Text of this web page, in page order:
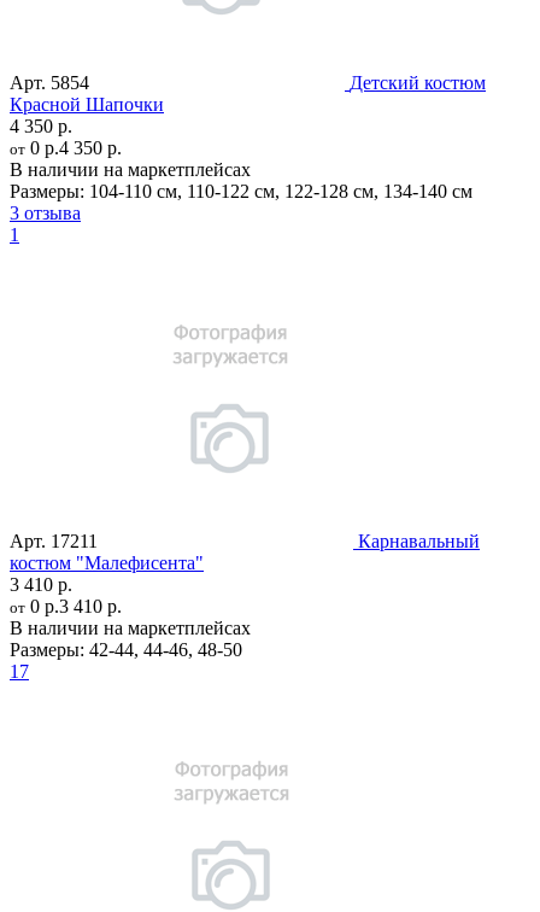
Арт. 5854
Детский костюм
Красной Шапочки
4 350 р.
от 0 р.4 350 р.
В наличии на маркетплейсах
Размеры: 104-110 см, 110-122 см, 122-128 см, 134-140 см
3 отзыва
1
Арт. 17211
Карнавальный
костюм "Малефисента"
3 410 р.
от 0 р.3 410 р.
В наличии на маркетплейсах
Размеры: 42-44, 44-46, 48-50
17